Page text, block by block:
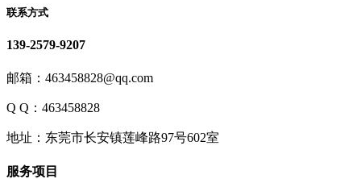
联系方式
139-2579-9207
邮箱：463458828@qq.com
Q Q：463458828
地址：东莞市长安镇莲峰路97号602室
服务项目